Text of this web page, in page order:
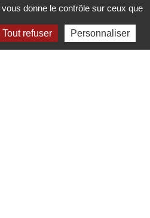
donne le contrôle sur ceux que
Tout refuser Personnaliser